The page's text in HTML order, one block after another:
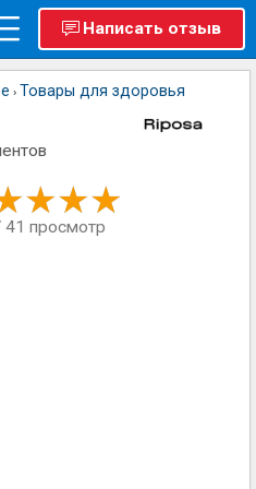
Написать отзыв
› Товары для здоровья
41 просмотр